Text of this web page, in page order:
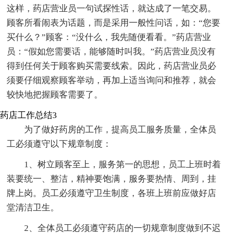
这样，药店营业员一句试探性话，就达成了一笔交易。
顾客所看闹表为话题，而是采用一般性问话，如：“您要
买什么？”顾客：“没什么，我先随便看看。”药店营业
员：“假如您需要话，能够随时叫我。”药店营业员没有
得到任何关于顾客购买需要线索。因此，药店营业员必
须要仔细观察顾客举动，再加上适当询问和推荐，就会
较快地把握顾客需要了。
药店工作总结3
为了做好药房的工作，提高员工服务质量，全体员
工必须遵守以下规章制度：
1、树立顾客至上，服务第一的思想，员工上班时着
装要统一、整洁，精神要饱满，服务要热情、周到，挂
牌上岗。员工必须遵守卫生制度，各班上班前应做好店
堂清洁卫生。
2、全体员工必须遵守药店的一切规章制度做到不迟